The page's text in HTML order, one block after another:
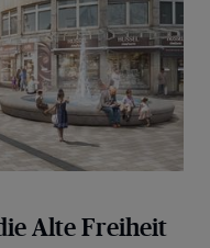
Alte Freiheit